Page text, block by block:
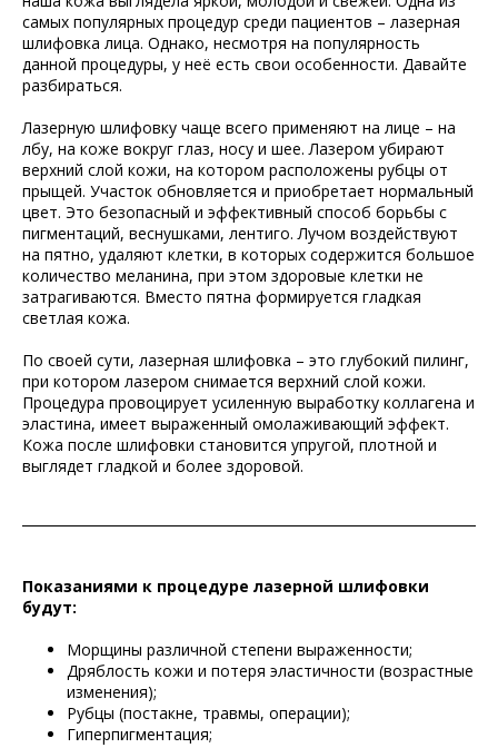
самых популярных процедур среди пациентов – лазерная
шлифовка лица. Однако, несмотря на популярность
данной процедуры, у неё есть свои особенности. Давайте
разбираться.
Лазерную шлифовку чаще всего применяют на лице – на
лбу, на коже вокруг глаз, носу и шее. Лазером убирают
верхний слой кожи, на котором расположены рубцы от
прыщей. Участок обновляется и приобретает нормальный
цвет. Это безопасный и эффективный способ борьбы с
пигментаций, веснушками, лентиго. Лучом воздействуют
на пятно, удаляют клетки, в которых содержится большое
количество меланина, при этом здоровые клетки не
затрагиваются. Вместо пятна формируется гладкая
светлая кожа.
По своей сути, лазерная шлифовка – это глубокий пилинг,
при котором лазером снимается верхний слой кожи.
Процедура провоцирует усиленную выработку коллагена и
эластина, имеет выраженный омолаживающий эффект.
Кожа после шлифовки становится упругой, плотной и
выглядет гладкой и более здоровой.
Показаниями к процедуре лазерной шлифовки
будут:
Морщины различной степени выраженности;
Дряблость кожи и потеря эластичности (возрастные
изменения);
Рубцы (постакне, травмы, операции);
Гиперпигментация;